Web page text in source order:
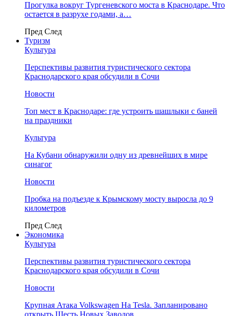
Прогулка вокруг Тургеневского моста в Краснодаре. Что
остается в разрухе годами, а…
Пред След
Туризм
Культура
Перспективы развития туристического сектора
Краснодарского края обсудили в Сочи
Новости
Топ мест в Краснодаре: где устроить шашлыки с баней
на праздники
Культура
На Кубани обнаружили одну из древнейших в мире
синагог
Новости
Пробка на подъезде к Крымскому мосту выросла до 9
километров
Пред След
Экономика
Культура
Перспективы развития туристического сектора
Краснодарского края обсудили в Сочи
Новости
Крупная Атака Volkswagen На Tesla. Запланировано
открыть Шесть Новых Заводов